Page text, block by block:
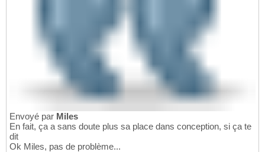
Envoyé par Miles
En fait, ça a sans doute plus sa place dans conception, si ça te
dit
Ok Miles, pas de problème...